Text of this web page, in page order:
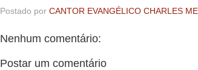
Postado por CANTOR EVANGÉLICO CHARLES
Nenhum comentário:
Postar um comentário